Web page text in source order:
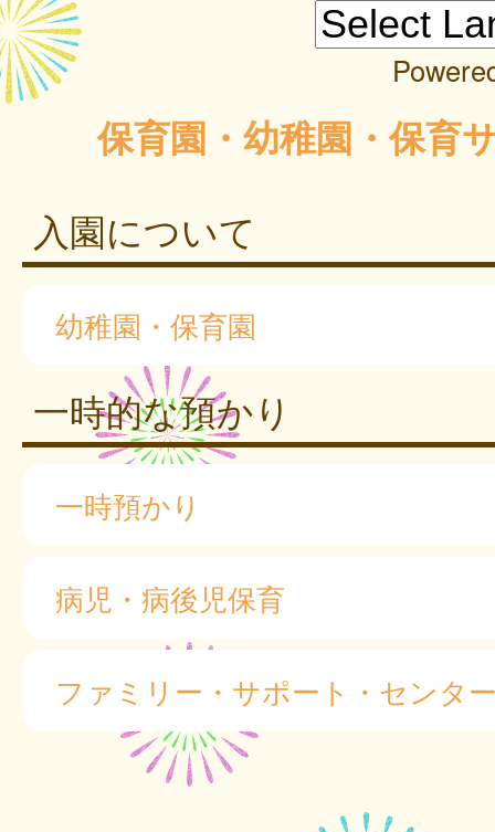
保育園・幼稚園・保育
入園について
幼稚園・保育園
一時的な預かり
一時預かり
病児・病後児保育
ファミリー・サポート・センタ